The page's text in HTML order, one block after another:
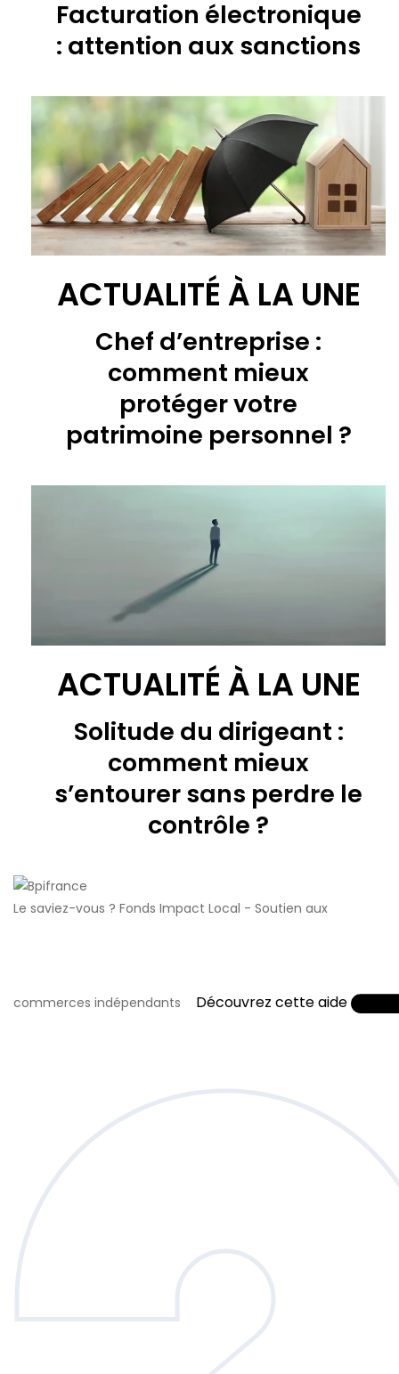
Facturation électronique
: attention aux sanctions
ACTUALITÉ À LA UNE
Chef d’entreprise :
comment mieux
protéger votre
patrimoine personnel ?
ACTUALITÉ À LA UNE
Solitude du dirigeant :
comment mieux
s’entourer sans perdre le
contrôle ?
Le saviez-vous ? Fonds Impact Local - Soutien aux
commerces indépendants Découvrez cette aide